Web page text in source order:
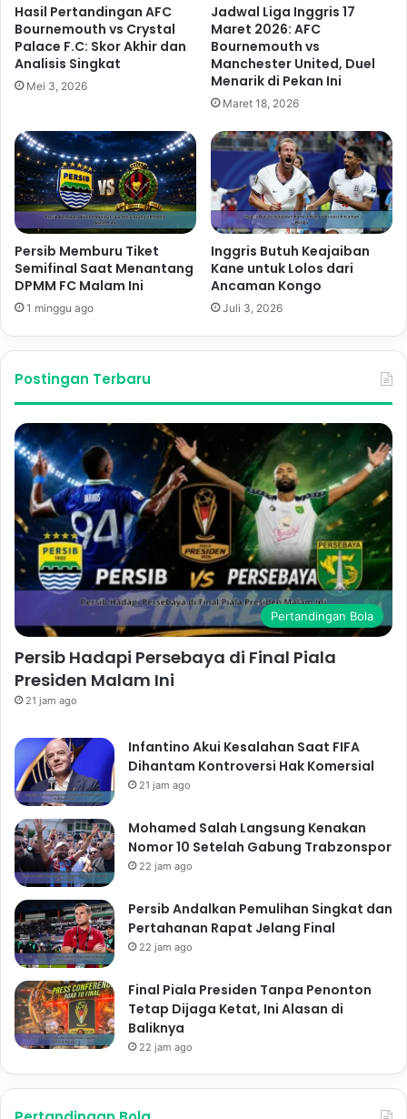
Hasil Pertandingan AFC
Bournemouth vs Crystal
Palace F.C: Skor Akhir dan
Analisis Singkat
Mei 3, 2026
Jadwal Liga Inggris 17
Maret 2026: AFC
Bournemouth vs
Manchester United, Duel
Menarik di Pekan Ini
Maret 18, 2026
Persib Memburu Tiket
Semifinal Saat Menantang
DPMM FC Malam Ini
1 minggu ago
Inggris Butuh Keajaiban
Kane untuk Lolos dari
Ancaman Kongo
Juli 3, 2026
Postingan Terbaru
Pertandingan Bola
Persib Hadapi Persebaya di Final Piala
Presiden Malam Ini
21 jam ago
Infantino Akui Kesalahan Saat FIFA
Dihantam Kontroversi Hak Komersial
21 jam ago
Mohamed Salah Langsung Kenakan
Nomor 10 Setelah Gabung Trabzonspor
22 jam ago
Persib Andalkan Pemulihan Singkat dan
Pertahanan Rapat Jelang Final
22 jam ago
Final Piala Presiden Tanpa Penonton
Tetap Dijaga Ketat, Ini Alasan di
Baliknya
22 jam ago